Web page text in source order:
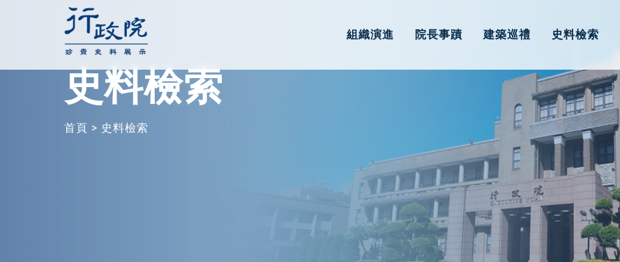
組織演進 院長事蹟 建築巡禮 史料檢索
史料檢索
首頁 > 史料檢索